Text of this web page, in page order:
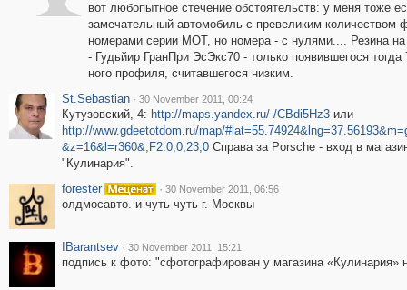
вот любопытное стечение обстоятельств: у меня тоже
замечательный автомобиль с превеликим количеством
номерами серии МОТ, но номера - с нулями.... Резина
- Гудьйир ГранПри ЭсЭкс70 - только появившегося тогда
ного профиля, считавшегося низким.
St.Sebastian · 30 November 2011, 00:24
Кутузовский, 4: http://maps.yandex.ru/-/CBdi5Hz3или
http://www.gdeetotdom.ru/map/
&z=16&l=r360&;F2:0,0,23,0Справа за Porsche - вход в
"Кулинария".
forester
· 30 November 2011, 06:56
олдмосавто. и чуть-чуть г. Москвы
IBarantsev · 30 November 2011, 15:21
подпись к фото: "сфотографирован у магазина «Кулинария»